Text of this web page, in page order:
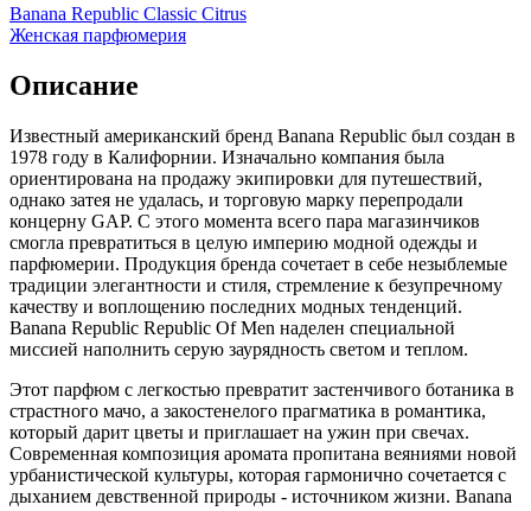
Banana Republic Classic Citrus
Женская парфюмерия
Описание
Известный американский бренд Banana Republic был создан в
1978 году в Калифорнии. Изначально компания была
ориентирована на продажу экипировки для путешествий,
однако затея не удалась, и торговую марку перепродали
концерну GAP. С этого момента всего пара магазинчиков
смогла превратиться в целую империю модной одежды и
парфюмерии. Продукция бренда сочетает в себе незыблемые
традиции элегантности и стиля, стремление к безупречному
качеству и воплощению последних модных тенденций.
Banana Republic Republic Of Men наделен специальной
миссией наполнить серую заурядность светом и теплом.
Этот парфюм с легкостью превратит застенчивого ботаника в
страстного мачо, а закостенелого прагматика в романтика,
который дарит цветы и приглашает на ужин при свечах.
Современная композиция аромата пропитана веяниями новой
урбанистической культуры, которая гармонично сочетается с
дыханием девственной природы - источником жизни. Banana